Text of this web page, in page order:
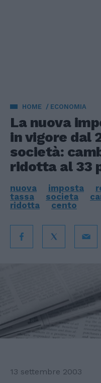
HOME ECONOMIA
La nuova
in vigore dal
società:
ridotta al 33
nuova imposta
tassa
societa
ridotta
cento
13 settembre 2003